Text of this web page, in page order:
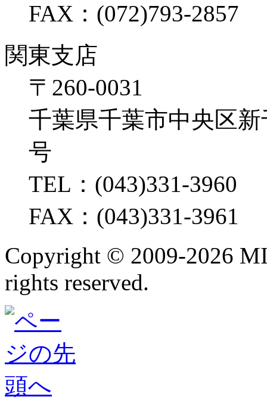
FAX：(072)793-2857
関東支店
〒260-0031
千葉県千葉市中央区
号
TEL：(043)331-3960
FAX：(043)331-3961
Copyright © 2009-2026
rights reserved.